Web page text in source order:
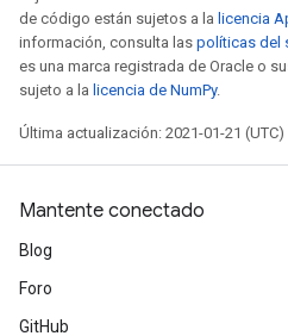
de código están sujetos a la licencia
información, consulta las políticas del
es una marca registrada de Oracle o
sujeto a la licencia de NumPy.
Última actualización: 2021-01-21 (UTC)
Mantente conectado
Blog
Foro
GitHub